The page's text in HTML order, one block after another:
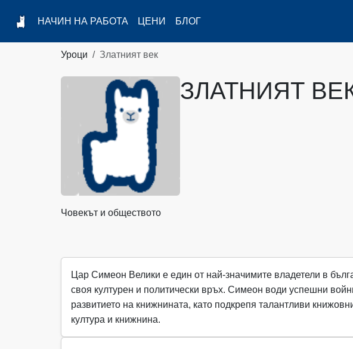
НАЧИН НА РАБОТА ЦЕНИ БЛОГ
Уроци Златният век
ЗЛАТНИЯТ
Човекът и обществото
Цар Симеон Велики е един от най-значимите владетели в
своя културен и политически връх. Симеон води успешни
развитието на книжнината, като подкрепя талантливи
култура и книжнина.